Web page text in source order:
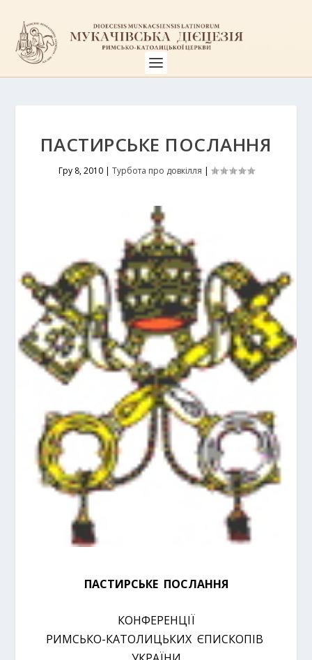
ПАСТИРСЬКЕ ПОСЛАННЯ
Гру 8, 2010| Турбота про довкілля |
ПАСТИРСЬКЕ ПОСЛАННЯ
КОНФЕРЕНЦІЇ
РИМСЬКО-КАТОЛИЦЬКИХ ЄПИСКОПІВ